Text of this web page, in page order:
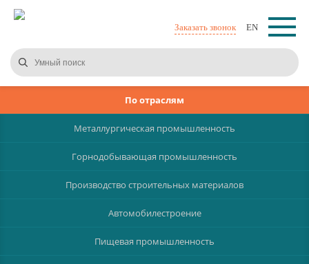
Заказать звонок EN
По отраслям
Металлургическая промышленность
Горнодобывающая промышленность
Производство строительных материалов
Автомобилестроение
Пищевая промышленность